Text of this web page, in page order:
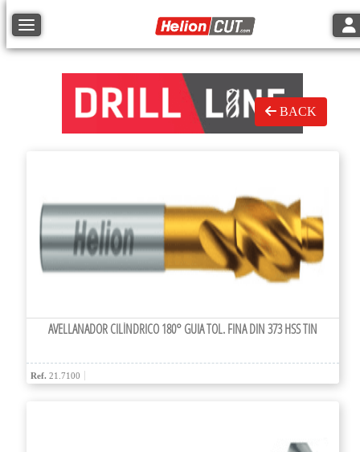
Toggle navigation
BACK
AVELLANADOR CILÍNDRICO 180° GUIA TOL. FINA DIN 373 HSS TIN
Ref. 21.7100